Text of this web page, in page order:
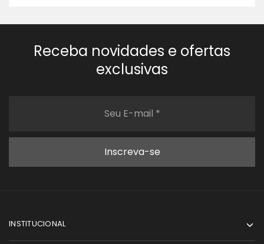
Receba novidades e ofertas
exclusivas
INSTITUCIONAL